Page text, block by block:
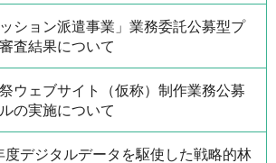
ッション派遣事業」業務委託公募型プ
査結果について
ウェブサイト（仮称）制作業務公募
の実施について
度デジタルデータを駆使した戦略的林